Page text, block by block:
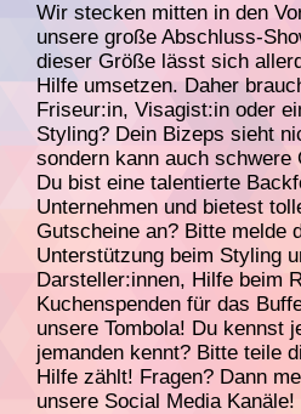
Wir stecken mitten in den
unsere große Abschluss-
dieser Größe lässt sich
Hilfe umsetzen. Daher
Friseur:in, Visagist:in oder
Styling? Dein Bizeps sieht
sondern kann auch schwere
Du bist eine talentierte
Unternehmen und bietest
Gutscheine an? Bitte melde
Unterstützung beim Styling
Darsteller:innen, Hilfe beim
Kuchenspenden für das
unsere Tombola! Du kennst
jemanden kennt? Bitte teile
Hilfe zählt! Fragen? Dann
unsere Social Media Kanäle!